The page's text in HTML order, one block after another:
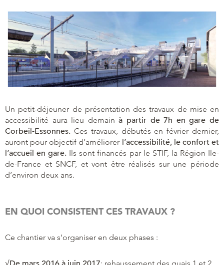
Un petit-déjeuner de présentation des travaux de mise en
accessibilité aura lieu demainà partir de 7h en gare de
Corbeil-Essonnes. Ces travaux, débutés en février dernier,
auront pour objectif d’améliorer l’accessibilité, le confort et
l’accueil en gare. Ils sont financés par le STIF, la Région Ile-
de-France et SNCF, et vont être réalisés sur une période
d’environ deux ans.
EN QUOI CONSISTENT CES TRAVAUX ?
Ce chantier va s’organiser en deux phases :